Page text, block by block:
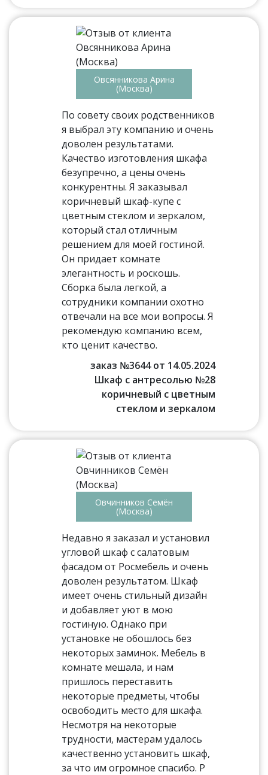
Овсянникова Арина
(Москва)
По совету своих родственников
я выбрал эту компанию и очень
доволен результатами.
Качество изготовления шкафа
безупречно, а цены очень
конкурентны. Я заказывал
коричневый шкаф-купе с
цветным стеклом и зеркалом,
который стал отличным
решением для моей гостиной.
Он придает комнате
элегантность и роскошь.
Сборка была легкой, а
сотрудники компании охотно
отвечали на все мои вопросы. Я
рекомендую компанию всем,
кто ценит качество.
заказ №3644 от 14.05.2024
Шкаф с антресолью №28
коричневый с цветным
стеклом и зеркалом
Овчинников Семён
(Москва)
Недавно я заказал и установил
угловой шкаф с салатовым
фасадом от Росмебель и очень
доволен результатом. Шкаф
имеет очень стильный дизайн
и добавляет уют в мою
гостиную. Однако при
установке не обошлось без
некоторых заминок. Мебель в
комнате мешала, и нам
пришлось переставить
некоторые предметы, чтобы
освободить место для шкафа.
Несмотря на некоторые
трудности, мастерам удалось
качественно установить шкаф,
за что им огромное спасибо. Р